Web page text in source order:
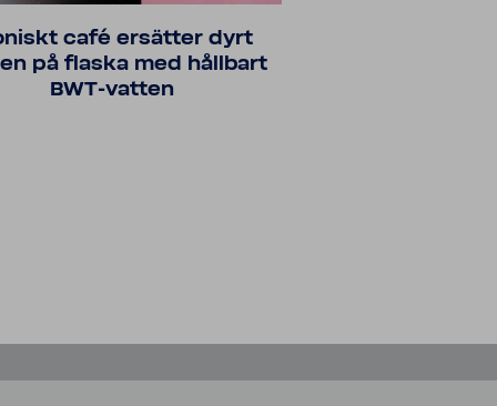
café ersätter dyrt
på flaska med håll­bart
BWT-​vatten